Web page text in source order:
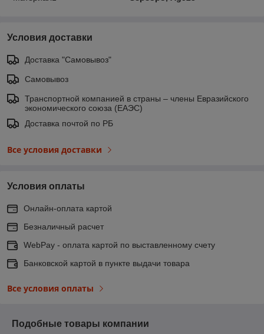
Условия доставки
Доставка "Самовывоз"
Самовывоз
Транспортной компанией в страны – члены Евразийского
экономического союза (ЕАЭС)
Доставка почтой по РБ
Все условия доставки
Условия оплаты
Онлайн-оплата картой
Безналичный расчет
WebPay - оплата картой по выставленному счету
Банковской картой в пункте выдачи товара
Все условия оплаты
Подобные товары компании